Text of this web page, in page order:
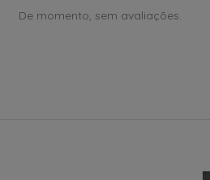
De momento, sem avaliações.